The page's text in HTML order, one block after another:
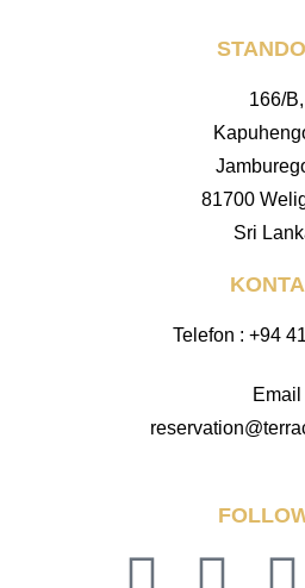
166/B,
81700
Sri
Telefon : +94
Email